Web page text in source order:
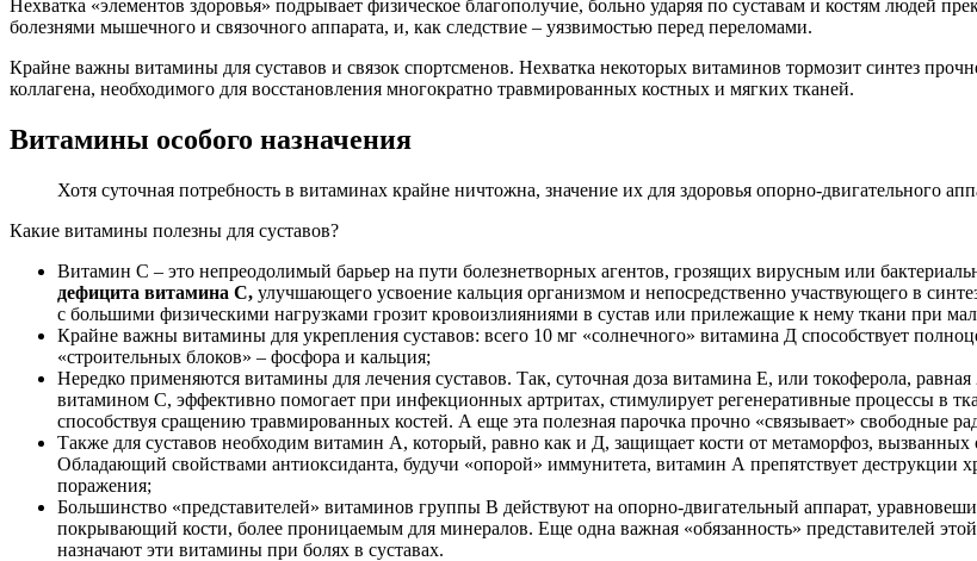
Нехватка «элементов здоровья» подрывает физическое благополучие, больно ударяя по суставам и костям людей
болезнями мышечного и связочного аппарата, и, как следствие – уязвимостью перед переломами.
Крайне важны витамины для суставов и связок спортсменов. Нехватка некоторых витаминов тормозит синтез
коллагена, необходимого для восстановления многократно травмированных костных и мягких тканей.
Витамины особого назначения
Хотя суточная потребность в витаминах крайне ничтожна, значение их для здоровья опорно-двигательного
Какие витамины полезны для суставов?
Витамин С – это непреодолимый барьер на пути болезнетворных агентов, грозящих вирусным или
дефицита витамина С, улучшающего усвоение кальция организмом и непосредственно участвующего в
с большими физическими нагрузками грозит кровоизлияниями в сустав или прилежащие к нему ткани при
Крайне важны витамины для укрепления суставов: всего 10 мг «солнечного» витамина Д способствует
«строительных блоков» – фосфора и кальция;
Нередко применяются витамины для лечения суставов. Так, суточная доза витамина Е, или токоферола,
витамином С, эффективно помогает при инфекционных артритах, стимулирует регенеративные процессы в
способствуя сращению травмированных костей. А еще эта полезная парочка прочно «связывает» свободные
Также для суставов необходим витамин А, который, равно как и Д, защищает кости от метаморфоз,
Обладающий свойствами антиоксиданта, будучи «опорой» иммунитета, витамин А препятствует деструкции
поражения;
Большинство «представителей» витаминов группы В действуют на опорно-двигательный аппарат,
покрывающий кости, более проницаемым для минералов. Еще одна важная «обязанность» представителей
назначают эти витамины при болях в суставах.